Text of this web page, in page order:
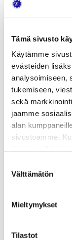
Tämä sivusto
Käytämme
evästeiden
analysoimiseen,
tukemiseen,
sekä
jaamme
alan
sivustoamme.
valinta
Välttämätön
Mieltymykset
Tilastot
ja
kirjat
yhdessä
edullisemmin